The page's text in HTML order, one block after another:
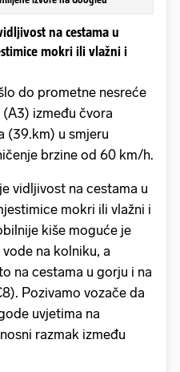
na cestama u
mokri ili vlažni i
do prometne nesreće
između čvora
(39.km) u smjeru
brzine od 60 km/h.
vidljivost na cestama u
mokri ili vlažni i
kiše moguće je
na kolniku, a
na cestama u gorju i na
Pozivamo vozače da
uvjetima na
razmak između